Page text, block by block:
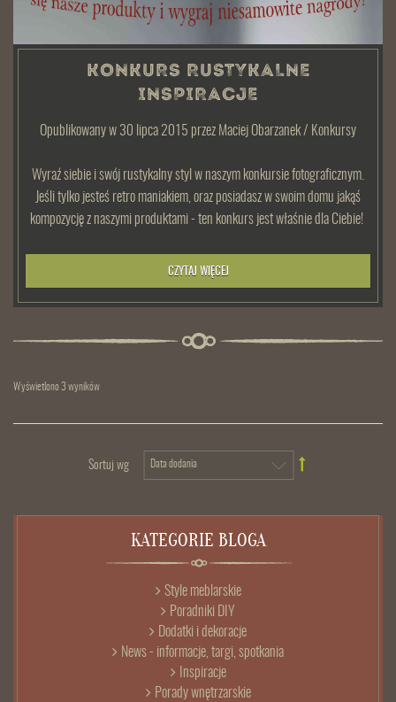
KONKURS RUSTYKALNE
INSPIRACJE
Opublikowany w 30 lipca 2015 przez Maciej Obarzanek/ Konkursy
Wyraź siebie i swój rustykalny styl w naszym konkursie fotograficznym.
Jeśli tylko jesteś retro maniakiem, oraz posiadasz w swoim domu jakąś
kompozycję z naszymi produktami - ten konkurs jest właśnie dla Ciebie!
CZYTAJ WIĘCEJ
Wyświetlono 3 wyników
Sortuj wg
KATEGORIE BLOGA
Style meblarskie
Poradniki DIY
Dodatki i dekoracje
News - informacje, targi, spotkania
Inspiracje
Porady wnętrzarskie